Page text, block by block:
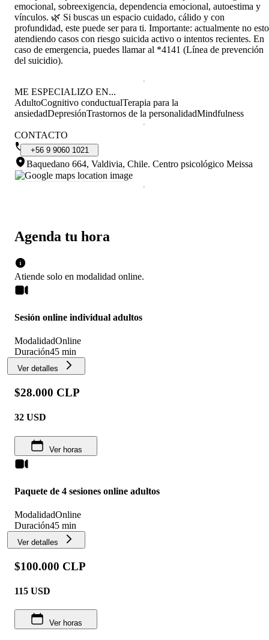
Agenda tu hora
Atiende solo en modalidad online.
Sesión online individual adultos
ModalidadOnline
Duración45 min
Ver detalles
$28.000 CLP
32 USD
Ver horas
Paquete de 4 sesiones online adultos
ModalidadOnline
Duración45 min
Ver detalles
$100.000 CLP
115 USD
Ver horas
emocional, sobreexigencia, dependencia emocional, autoestima y
vínculos. 🌿 Si buscas un espacio cuidado, cálido y con
profundidad, este puede ser para ti. Importante: actualmente no
atendiendo casos con riesgo suicida activo o intentos recientes. En
caso de emergencia, puedes llamar al *4141 (Línea de prevención
del suicidio).
ME ESPECIALIZO EN...
AdultoCognitivo conductualTerapia para la
ansiedadDepresiónTrastornos de la personalidadMindfulness
CONTACTO
+56 9 9060 1021
Baquedano 664, Valdivia, Chile. Centro psicológico Meissa